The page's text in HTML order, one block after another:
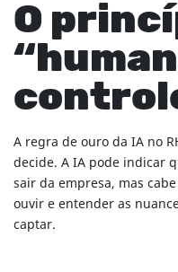
O
A regra de ouro da IA no
decide. A IA pode indicar
sair da empresa, mas
ouvir e entender as
captar.